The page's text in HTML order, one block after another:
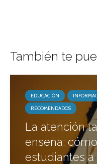
También te
EDUCACIÓN
RECOMENDADOS
La atención
enseña:
estudiantes